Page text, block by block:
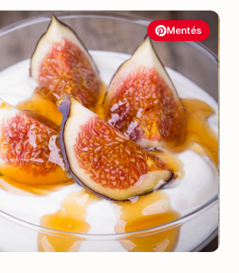
Mentés